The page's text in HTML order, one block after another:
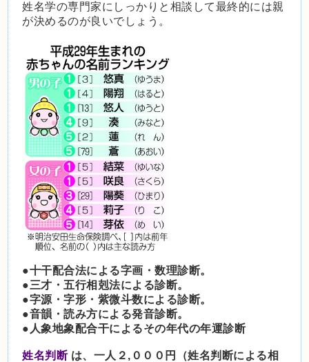
姓名学の専門家にしっかりと相談して最終的には親
が決めるのが良いでしょう。
●十干配合法による字画・数理診断。
●三才・五行相剋法による診断。
●字源・字形・紫微斗数による診断。
●音韻・読み方による発音診断。
●人象地象配合干によるその年代の年運診断
姓名判断 は、一人２,０００円（姓名判断による相